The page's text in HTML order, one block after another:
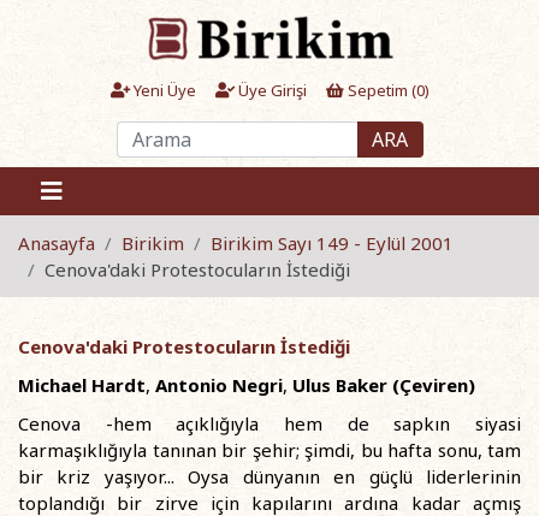
Yeni Üye Üye Girişi Sepetim (0)
ARA
Anasayfa Birikim
Birikim Sayı 149 - Eylül 2001
Cenova'daki Protestocuların İstediği
Cenova'daki Protestocuların İstediği
Michael Hardt, Antonio Negri, Ulus Baker (Çeviren)
Cenova -hem açıklığıyla hem de sapkın siyasi
karmaşıklığıyla tanınan bir şehir; şimdi, bu hafta sonu, tam
bir kriz yaşıyor... Oysa dünyanın en güçlü liderlerinin
toplandığı bir zirve için kapılarını ardına kadar açmış